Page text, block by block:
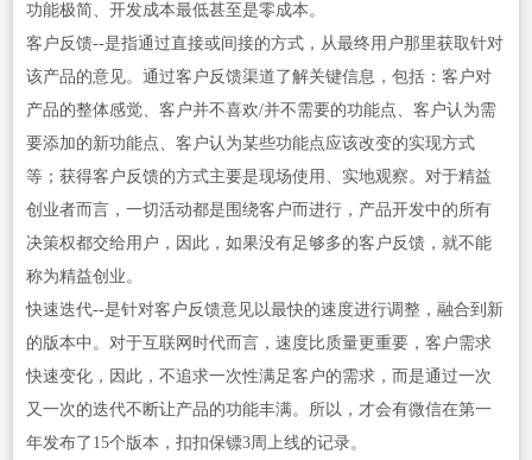
功能极简、开发成本最低甚至是零成本。
客户反馈--是指通过直接或间接的方式，从最终用户那里获取针对
该产品的意见。通过客户反馈渠道了解关键信息，包括：客户对
产品的整体感觉、客户并不喜欢/并不需要的功能点、客户认为需
要添加的新功能点、客户认为某些功能点应该改变的实现方式
等；获得客户反馈的方式主要是现场使用、实地观察。对于精益
创业者而言，一切活动都是围绕客户而进行，产品开发中的所有
决策权都交给用户，因此，如果没有足够多的客户反馈，就不能
称为精益创业。
快速迭代--是针对客户反馈意见以最快的速度进行调整，融合到新
的版本中。对于互联网时代而言，速度比质量更重要，客户需求
快速变化，因此，不追求一次性满足客户的需求，而是通过一次
又一次的迭代不断让产品的功能丰满。所以，才会有微信在第一
年发布了15个版本，扣扣保镖3周上线的记录。